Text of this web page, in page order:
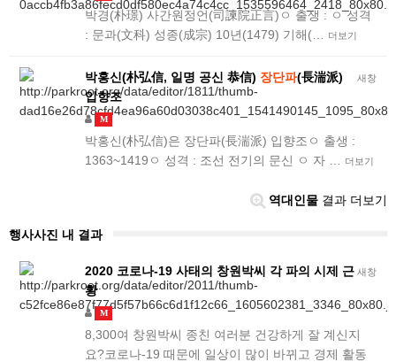
박경(朴璟) 사간원정언(司諫院正言)ㅇ 출생 : ㅇ 성격
: 문과(文科) 성종(成宗) 10년(1479) 기해(…
더보기
새창
박홍신(朴弘信, 일명 공신 恭信) 장단파(長湍派)
입향조
M
박홍신(朴弘信)은 장단파(長湍派) 입향조ㅇ 출생 :
1363~1419​ㅇ 성격 : 조선 전기의 문신 ㅇ 자 …
더보기
역대인물 결과 더보기
행사사진 내 결과
새창
2020 코로나-19 사태의 창원박씨 각 파의 시제 근
황
M
8,300여 창원박씨 종친 여러분 건강하게 잘 계신지
요?코로나-19 때문에 일상이 많이 바뀌고 경제 활동